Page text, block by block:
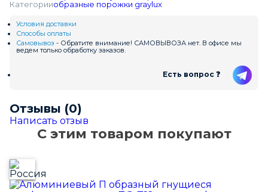
Категорииобразные порожки graylux
Условия доставки
Способы оплаты
Самовывоз - Обратите внимание! САМОВЫВОЗА нет. В офисе мы
ведем только обработку заказов.
Есть вопрос ❓
Отзывы (0)
Написать отзыв
С этим товаром покупают